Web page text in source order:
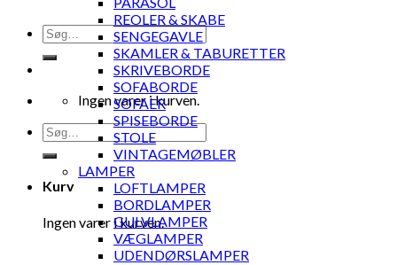
Søg
efter:
Ingen varer i kurven.
Søg
efter:
Kurv
Ingen varer i kurven.
REOLER & SKABE
SENGEGAVLE
SKAMLER & TABURETTER
SKRIVEBORDE
SOFABORDE
SOFAER
SPISEBORDE
STOLE
VINTAGEMØBLER
LAMPER
LOFTLAMPER
BORDLAMPER
GULVLAMPER
VÆGLAMPER
UDENDØRSLAMPER